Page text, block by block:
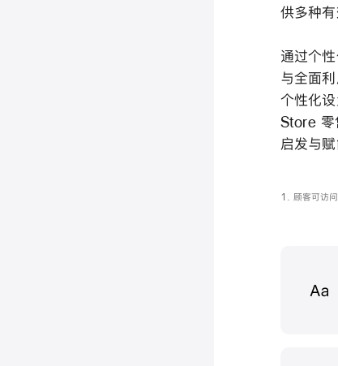
供多种
通过个
与全面
个性化
Store 零
启发与
顾客可访问